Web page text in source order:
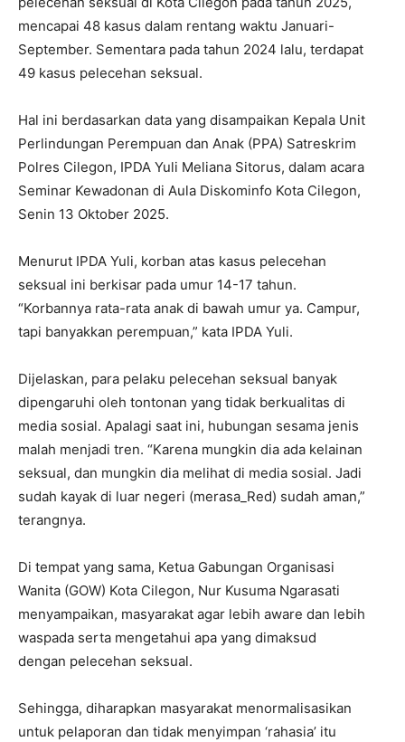
mencapai 48 kasus dalam rentang waktu Januari-
September. Sementara pada tahun 2024 lalu, terdapat
49 kasus pelecehan seksual.
Hal ini berdasarkan data yang disampaikan Kepala Unit
Perlindungan Perempuan dan Anak (PPA) Satreskrim
Polres Cilegon, IPDA Yuli Meliana Sitorus, dalam acara
Seminar Kewadonan di Aula Diskominfo Kota Cilegon,
Senin 13 Oktober 2025.
Menurut IPDA Yuli, korban atas kasus pelecehan
seksual ini berkisar pada umur 14-17 tahun.
“Korbannya rata-rata anak di bawah umur ya. Campur,
tapi banyakkan perempuan,” kata IPDA Yuli.
Dijelaskan, para pelaku pelecehan seksual banyak
dipengaruhi oleh tontonan yang tidak berkualitas di
media sosial. Apalagi saat ini, hubungan sesama jenis
malah menjadi tren. “Karena mungkin dia ada kelainan
seksual, dan mungkin dia melihat di media sosial. Jadi
sudah kayak di luar negeri (merasa_Red) sudah aman,”
terangnya.
Di tempat yang sama, Ketua Gabungan Organisasi
Wanita (GOW) Kota Cilegon, Nur Kusuma Ngarasati
menyampaikan, masyarakat agar lebih aware dan lebih
waspada serta mengetahui apa yang dimaksud
dengan pelecehan seksual.
Sehingga, diharapkan masyarakat menormalisasikan
untuk pelaporan dan tidak menyimpan ‘rahasia’ itu